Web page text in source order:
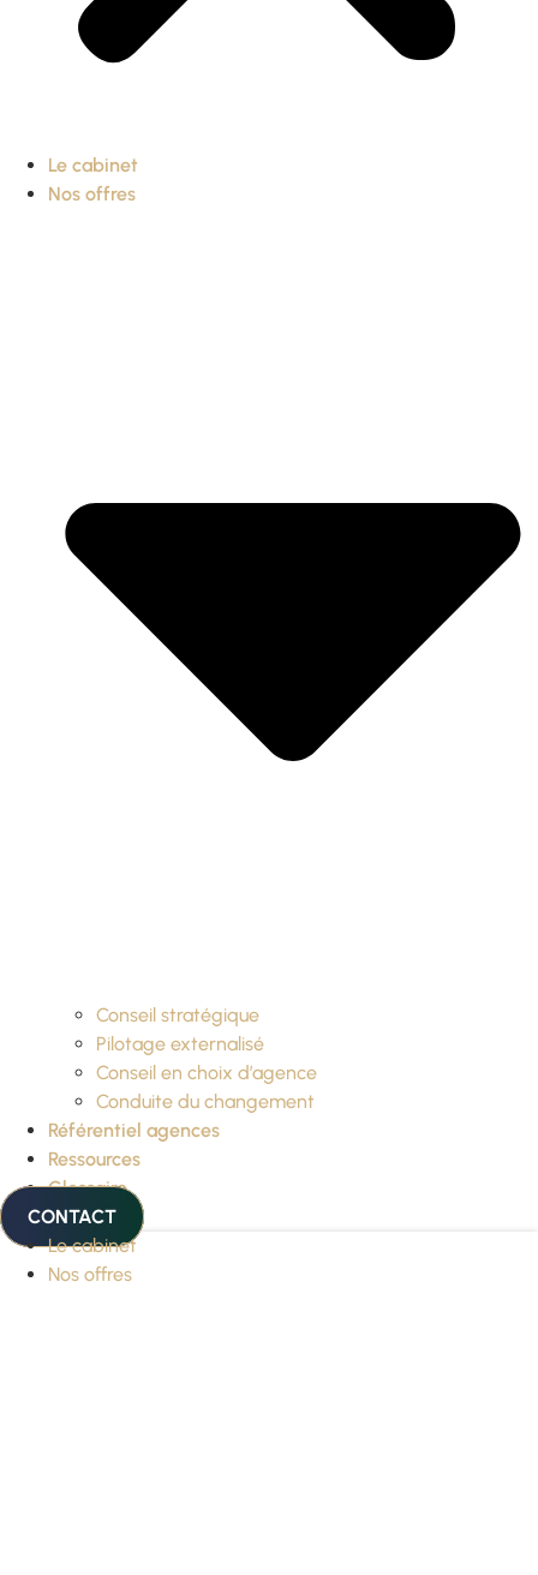
Le cabinet
Nos offres
Conseil stratégique
Pilotage externalisé
Conseil en choix d’agence
Conduite du changement
Référentiel agences
Ressources
Glossaire
CONTACT
Le cabinet
Nos offres